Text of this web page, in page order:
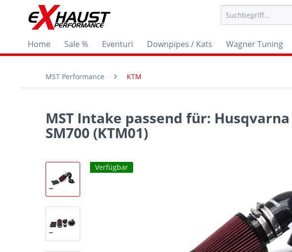
Home Sale % Eventuri Downpipes / Kats Wagner Tuning
MST Performance KTM
MST Intake passend für: Husqvarna
SM700 (KTM01)
Verfügbar